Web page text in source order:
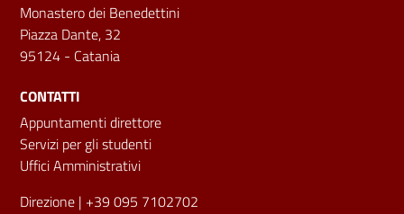
Monastero dei Benedettini
Piazza Dante, 32
95124 - Catania
CONTATTI
Appuntamenti direttore
Servizi per gli studenti
Uffici Amministrativi
Direzione | +39 095 7102702